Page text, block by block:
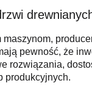
maszynom,
pewność, że
rozwiązania,
produkcyjnych.